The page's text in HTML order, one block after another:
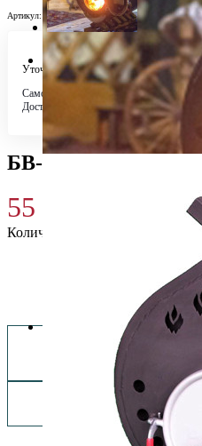
Артикул: 6694
Уточняйте у менеджера
Самовывоз
Доставка по городу
БВ-720 (НМК)
55 330
Количество
Купить